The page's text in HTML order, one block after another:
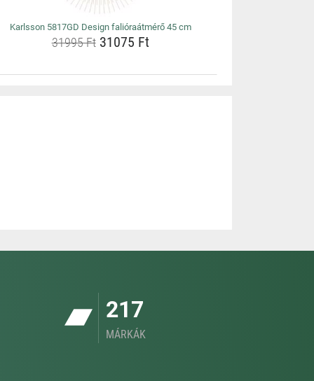
Karlsson 5817GD Design falióraátmérő 45 cm
31995 Ft31075 Ft
217
MÁRKÁK